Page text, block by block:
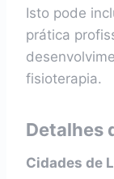
Isto pode
prática
fisioterapia.
Detalhes
Cidades de